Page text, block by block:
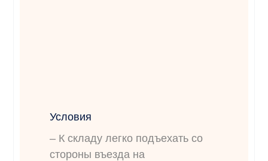
Условия
– К складу легко подъехать со
стороны въезда на